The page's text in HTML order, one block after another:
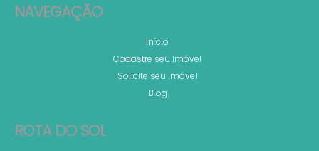
NAVEGAÇÃO
Início
Cadastre seu Imóvel
Solicite seu Imóvel
Blog
ROTA DO SOL